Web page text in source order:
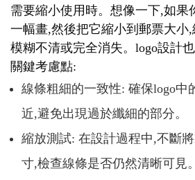
需要縮小使用時。想像一下,如果
一幅畫,然後把它縮小到郵票大小
模糊不清或完全消失。logo設計
關鍵考慮點:
線條粗細的一致性: 確保logo中
近,避免出現過於纖細的部分。
縮放測試: 在設計過程中,不斷
寸,檢查線條是否仍然清晰可見。